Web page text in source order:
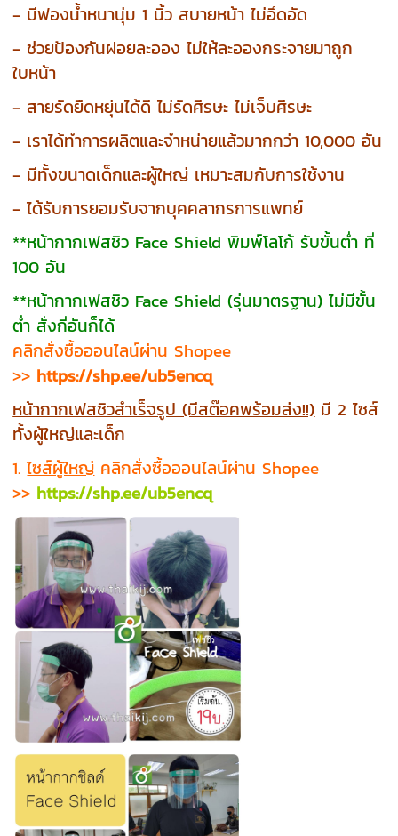
- มีฟองน้ำหนานุ่ม 1 นิ้ว สบายหน้า ไม่อึดอัด
- ช่วยป้องกันฝอยละออง ไม่ให้ละอองกระจายมาถูก
ใบหน้า
- สายรัดยืดหยุ่นได้ดี ไม่รัดศีรษะ ไม่เจ็บศีรษะ
- เราได้ทำการผลิตและจำหน่ายแล้วมากกว่า 10,000 อัน
- มีทั้งขนาดเด็กและผู้ใหญ่ เหมาะสมกับการใช้งาน
- ได้รับการยอมรับจากบุคคลากรการแพทย์
**หน้ากากเฟสชิว Face Shield พิมพ์โลโก้ รับขั้นต่ำ ที่
100 อัน
**หน้ากากเฟสชิว Face Shield (รุ่นมาตรฐาน) ไม่มีขั้น
ต่ำ สั่งกี่อันก็ได้
คลิกสั่งซื้อออนไลน์ผ่าน Shopee
>> https://shp.ee/ub5encq
หน้ากากเฟสชิวสำเร็จรูป (มีสต๊อคพร้อมส่ง!!) มี 2 ไซส์
ทั้งผู้ใหญ่และเด็ก
1.ไซส์ผู้ใหญ่ คลิกสั่งซื้อออนไลน์ผ่าน Shopee
>> https://shp.ee/ub5encq